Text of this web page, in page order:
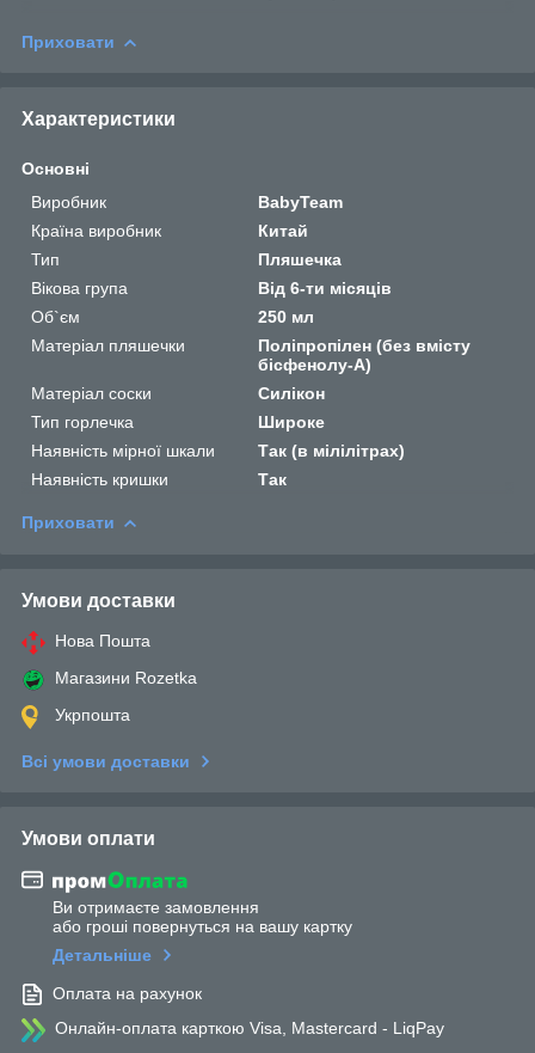
Приховати
Характеристики
Основні
Виробник
BabyTeam
Країна виробник
Китай
Тип
Пляшечка
Вікова група
Від 6-ти місяців
Об`єм
250 мл
Матеріал пляшечки
Поліпропілен (без вмісту
бісфенолу-А)
Матеріал соски
Силікон
Тип горлечка
Широке
Наявність мірної шкали
Так (в мілілітрах)
Наявність кришки
Так
Приховати
Умови доставки
Нова Пошта
Магазини Rozetka
Укрпошта
Всі умови доставки
Умови оплати
Ви отримаєте замовлення
або гроші повернуться на вашу картку
Детальніше
Оплата на рахунок
Онлайн-оплата карткою Visa, Mastercard - LiqPay